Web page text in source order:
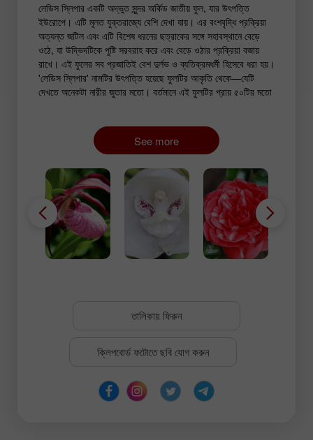
লেডিস স্লিপার একটি অদ্ভুত সুন্দর অর্কিড জাতীয় ফুল, যার উৎপত্তি
ইউরোপে। এটি মূলত যুক্তরাজ্যে বেশি দেখা যায়। এর বংশবৃদ্ধি প্রক্রিয়া
অত্যন্ত জটিল এবং এটি বিশেষ ধরনের ছত্রাকের সঙ্গে সহাবস্থানে বেড়ে
ওঠে, যা উদ্ভিদটিকে পুষ্টি সরবরাহ করে এবং বেড়ে ওঠার প্রক্রিয়া বজায়
রাখে। এই ফুলের সব প্রজাতিই বেশ দুর্লভ ও ব্যতিক্রমধর্মী হিসেবে ধরা হয়।
'লেডিস স্লিপার' নামটির উৎপত্তি হয়েছে ফুলটির আকৃতি থেকে—যেটি
দেখতে অনেকটা নারীর জুতার মতো। বর্তমানে এই ফুলটির প্রায় ৫০টির মতো
নামগুলো হলো কুইন্স স্লিপার, হেয়ারি স্লিপার এবং মাউন্টেন স্লিপার, যা মূলত
চীনের পূর্বাঞ্চলে পাওয়া যায়।
See more
তালিকায় ফিরুন
ক্লিপবোর্ড ফটোতে ছবি যোগ করুন